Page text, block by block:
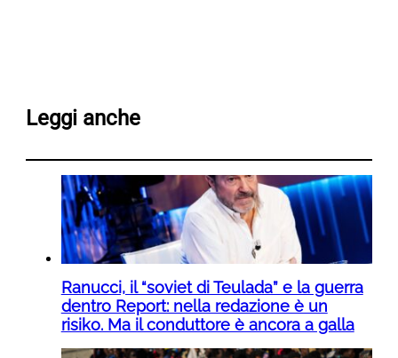
Leggi anche
Ranucci, il “soviet di Teulada” e la guerra
dentro Report: nella redazione è un
risiko. Ma il conduttore è ancora a galla